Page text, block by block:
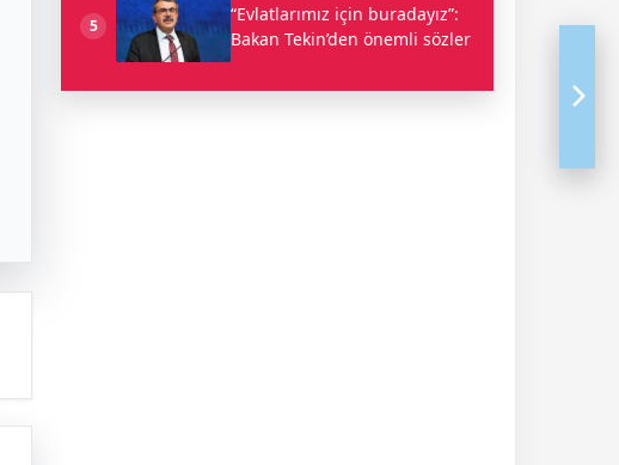
5
“Evlatlarımız için buradayız”:
Bakan Tekin’den önemli sözler